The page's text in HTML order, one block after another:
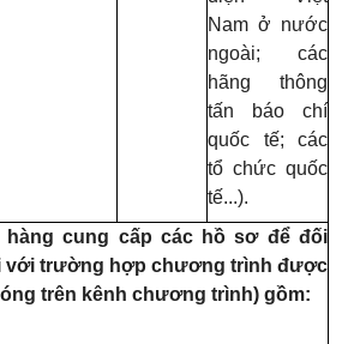
Nam ở nước
ngoài; các
hãng thông
tấn báo chí
quốc tế; các
tổ chức quốc
tế...).
cung cấp các hồ sơ để đối
với trường hợp chương trình được
trên kênh chương trình) gồm: